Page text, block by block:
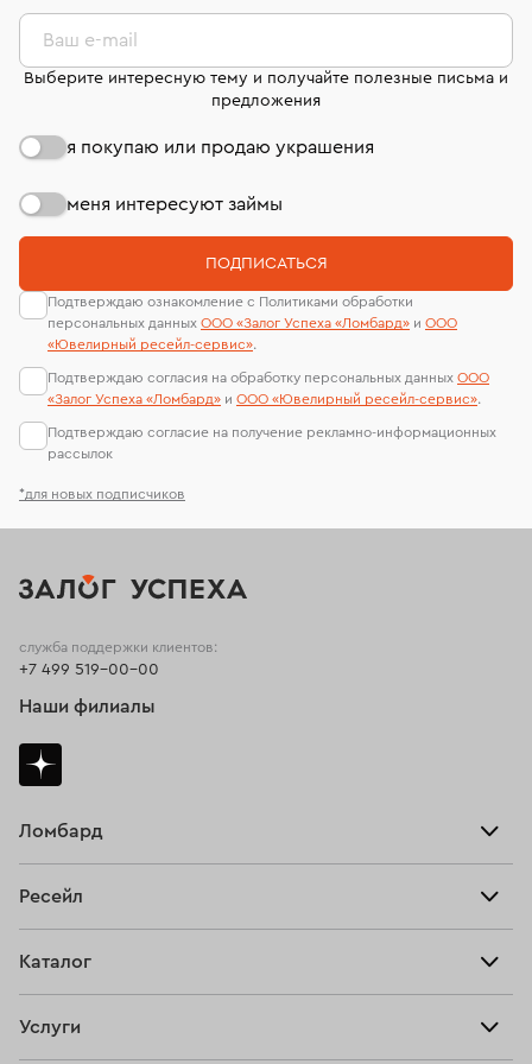
комиссионных украшений и часов смотрите на
странице«Возврат украшений»
лабораторий
*для новых подписчиков
Ваш e-mail
Выберите интересную тему и получайте полезные письма и
предложения
я покупаю или продаю украшения
меня интересуют займы
ПОДПИСАТЬСЯ
Подтверждаю ознакомление с Политиками обработки
персональных данных ООО «Залог Успеха «Ломбард» и ООО
«Ювелирный ресейл-сервиc».
Подтверждаю согласия на обработку персональных данных ООО
«Залог Успеха «Ломбард» и ООО «Ювелирный ресейл-сервиc».
Подтверждаю согласие на получение рекламно-информационных
рассылок
Ломбард
Тарифы
Ресейл
Купить
Каталог
Услуги
служба поддержки клиентов:
+7 499 519-00-00
Наши филиалы